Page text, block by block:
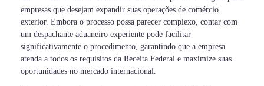
empresas que desejam expandir suas operações de comércio
exterior. Embora o processo possa parecer complexo, contar com
um despachante aduaneiro experiente pode facilitar
significativamente o procedimento, garantindo que a empresa
atenda a todos os requisitos da Receita Federal e maximize suas
oportunidades no mercado internacional.